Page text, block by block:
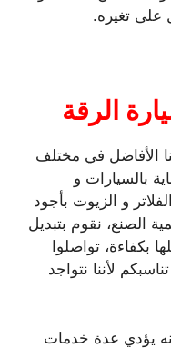
على تغيره.
الرقة
الأفاضل في مختلف
بالسيارات و
و الزيوت بأجود
الصنع، نقوم بتبديل
بكفاءة، تواصلوا
لأننا نتواجد
يؤدي عدة خدمات